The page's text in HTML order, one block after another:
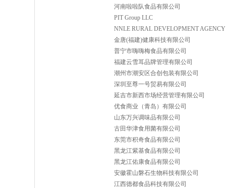
河南啦啦队食品有限公司
PIT Group LLC
NNLE RURAL DEVELOPMENT AGENCY
金唐(福建)健康科技有限公司
普宁市嗨嗨梅食品有限公司
福建云雪耳品牌管理有限公司
潮州市潮安区合创包装有限公司
深圳至尊一号贸易有限公司
延吉市新西市场经营管理有限公司
优食商业（青岛）有限公司
山东万兴调味品有限公司
古田华津食用菌有限公司
东莞市积奇食品有限公司
黑龙江紫基食品有限公司
黑龙江佑康食品有限公司
安徽霍山磐石生物科技有限公司
江西德都食品科技有限公司